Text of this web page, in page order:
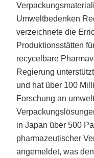
Umweltbedenken
verzeichnete die
Produktionsstätten
recycelbare
Regierung
und hat über 100
Forschung an
in Japan über 500
pharmazeutischer
angemeldet, was